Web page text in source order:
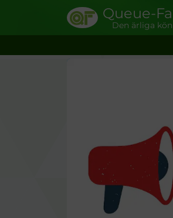
Queue-
Den ärliga kön